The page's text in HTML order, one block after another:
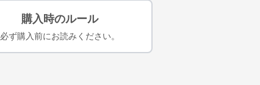
購入時のルール
必ず購入前にお読みください。